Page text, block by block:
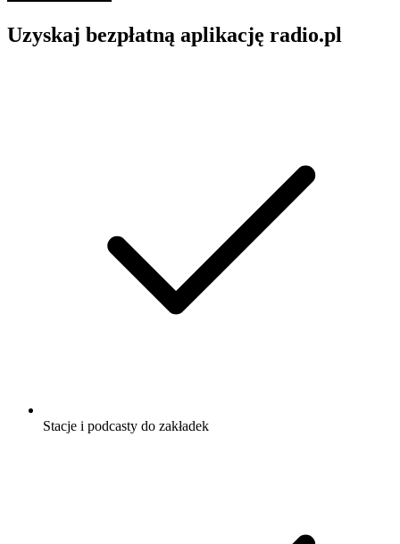
Uzyskaj bezpłatną aplikację radio.pl
Stacje i podcasty do zakładek